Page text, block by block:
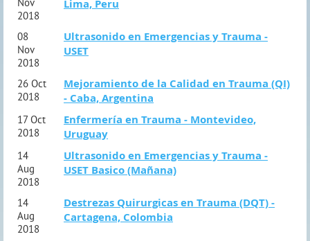
2018
Lima, Peru
08
Nov
2018
Ultrasonido en Emergencias y Trauma -
USET
26 Oct
2018
Mejoramiento de la Calidad en Trauma (QI)
- Caba, Argentina
17 Oct
2018
Enfermería en Trauma - Montevideo,
Uruguay
14
Aug
2018
Ultrasonido en Emergencias y Trauma -
USET Basico (Mañana)
14
Aug
2018
Destrezas Quirurgicas en Trauma (DQT) -
Cartagena, Colombia